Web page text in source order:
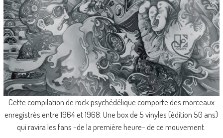
Cette compilation de rock psychédélique comporte des morceaux
enregistrés entre 1964 et 1968. Une box de 5 vinyles (édition 50 ans)
qui ravira les fans -de la première heure- de ce mouvement.